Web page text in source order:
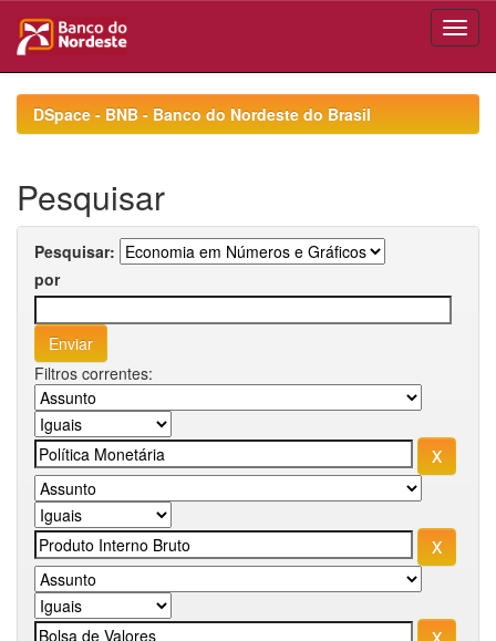
navigationDSpace - BNB - Banco do Nordeste do Brasil
Pesquisar
Pesquisar:
por
Filtros correntes: